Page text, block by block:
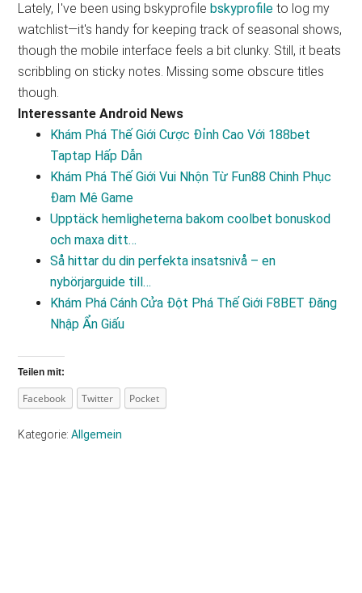
Lately, I've been using bskyprofilebskyprofile to log my
watchlist—it's handy for keeping track of seasonal shows,
though the mobile interface feels a bit clunky. Still, it beats
scribbling on sticky notes. Missing some obscure titles
though.
Interessante Android News
Khám Phá Thế Giới Cược Đỉnh Cao Với 188bet
Taptap Hấp Dẫn
Khám Phá Thế Giới Vui Nhộn Từ Fun88 Chinh Phục
Đam Mê Game
Upptäck hemligheterna bakom coolbet bonuskod
och maxa ditt…
Så hittar du din perfekta insatsnivå – en
nybörjarguide till…
Khám Phá Cánh Cửa Đột Phá Thế Giới F8BET Đăng
Nhập Ẩn Giấu
Teilen mit:
Facebook Twitter Pocket
Kategorie:Allgemein